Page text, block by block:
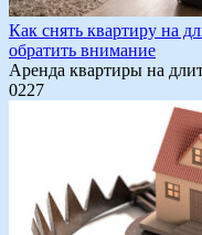
Как снять квартиру на
обратить внимание
Аренда квартиры на
0227